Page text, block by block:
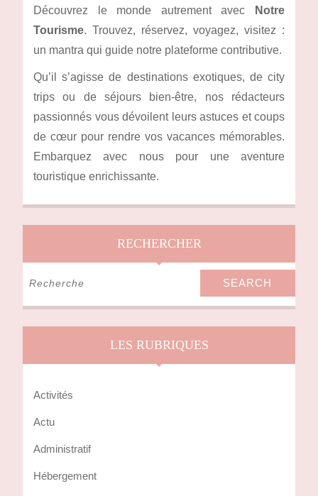
Découvrez le monde autrement avec
Notre
Tourisme. Trouvez, réservez, voyagez, visitez :
un mantra qui guide notre plateforme contributive.
Qu’il s’agisse de destinations exotiques, de city
trips ou de séjours bien-être, nos rédacteurs
passionnés vous dévoilent leurs astuces et coups
de cœur pour rendre vos vacances mémorables.
Embarquez avec nous pour une aventure
touristique enrichissante.
RECHERCHER
Search
LES RUBRIQUES
Activités
Actu
Administratif
Hébergement